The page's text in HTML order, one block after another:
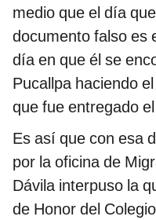
medio que el día
documento falso es
día en que él se
Pucallpa haciendo
que fue entregado
Es así que con esa
por la oficina de
Dávila interpuso la
de Honor del